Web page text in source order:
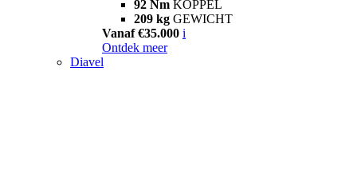
92 Nm KOPPEL
209 kg GEWICHT
Vanaf €35.000 i
Ontdek meer
Diavel